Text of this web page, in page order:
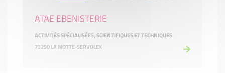
ATAE EBENISTERIE
ACTIVITÉS SPÉCIALISÉES, SCIENTIFIQUES ET TECHNIQUES
73290 LA MOTTE-SERVOLEX